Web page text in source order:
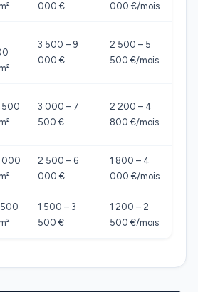
000 €
000 €/mois
3 500 – 9
000 €
2 500 – 5
500 €/mois
500
3 000 – 7
500 €
2 200 – 4
800 €/mois
000
2 500 – 6
000 €
1 800 – 4
000 €/mois
500
1 500 – 3
500 €
1 200 – 2
500 €/mois